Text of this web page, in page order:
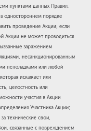
пунктами данных Правил.
одностороннем порядке
проведение Акции, если
Акции не может проводиться
заражением
несанкционированным
неполадками или любой
искажает или
целостность или
участия в Акции
Участника Акции;
технические сбои,
связанные с повреждением